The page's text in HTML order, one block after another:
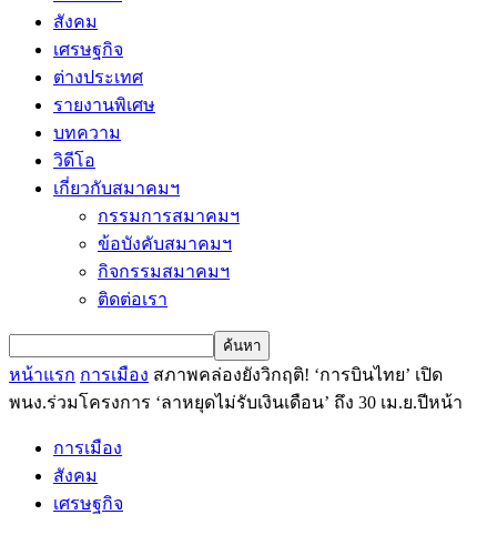
สังคม
เศรษฐกิจ
ต่างประเทศ
รายงานพิเศษ
บทความ
วิดีโอ
เกี่ยวกับสมาคมฯ
กรรมการสมาคมฯ
ข้อบังคับสมาคมฯ
กิจกรรมสมาคมฯ
ติดต่อเรา
หน้าแรก การเมือง สภาพคล่องยังวิกฤติ! ‘การบินไทย’ เปิด
พนง.ร่วมโครงการ ‘ลาหยุดไม่รับเงินเดือน’ ถึง 30 เม.ย.ปีหน้า
การเมือง
สังคม
เศรษฐกิจ